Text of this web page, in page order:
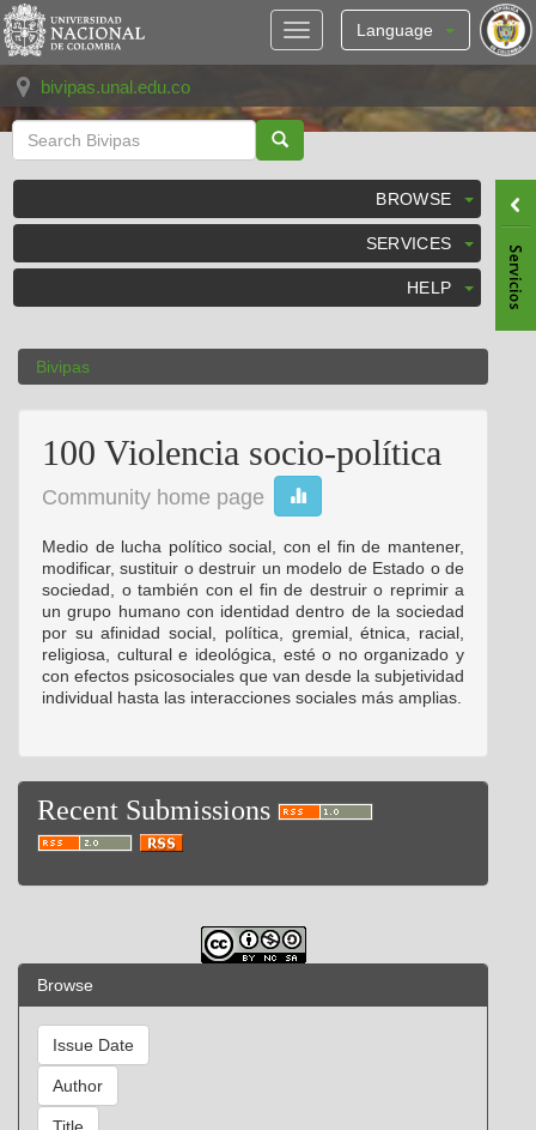
Skip
navigation
Language
bivipas.unal.edu.co
BROWSE
SERVICES
HELP
Bivipas
100 Violencia socio-política
Community home page
Medio de lucha político social, con el fin de mantener,
modificar, sustituir o destruir un modelo de Estado o de
sociedad, o también con el fin de destruir o reprimir a
un grupo humano con identidad dentro de la sociedad
por su afinidad social, política, gremial, étnica, racial,
religiosa, cultural e ideológica, esté o no organizado y
con efectos psicosociales que van desde la subjetividad
individual hasta las interacciones sociales más amplias.
Recent Submissions
Browse